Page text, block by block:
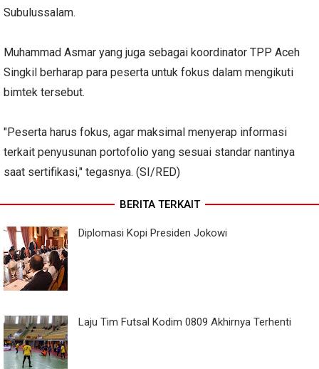
Subulussalam.
Muhammad Asmar yang juga sebagai koordinator TPP Aceh
Singkil berharap para peserta untuk fokus dalam mengikuti
bimtek tersebut.
"Peserta harus fokus, agar maksimal menyerap informasi
terkait penyusunan portofolio yang sesuai standar nantinya
saat sertifikasi," tegasnya. (SI/RED)
BERITA TERKAIT
Diplomasi Kopi Presiden Jokowi
Laju Tim Futsal Kodim 0809 Akhirnya Terhenti